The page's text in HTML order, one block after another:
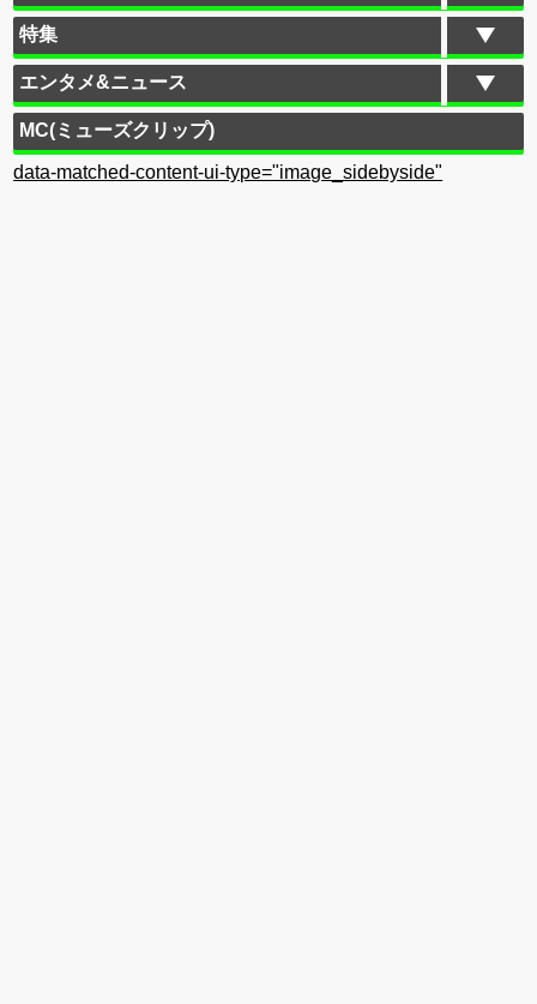
特集
エンタメ&ニュース
MC(ミューズクリップ)
data-matched-content-ui-type="image_sidebyside"